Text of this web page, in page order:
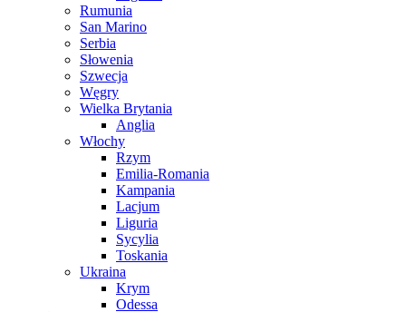
Rumunia
San Marino
Serbia
Słowenia
Szwecja
Węgry
Wielka Brytania
Anglia
Włochy
Rzym
Emilia-Romania
Kampania
Lacjum
Liguria
Sycylia
Toskania
Ukraina
Krym
Odessa